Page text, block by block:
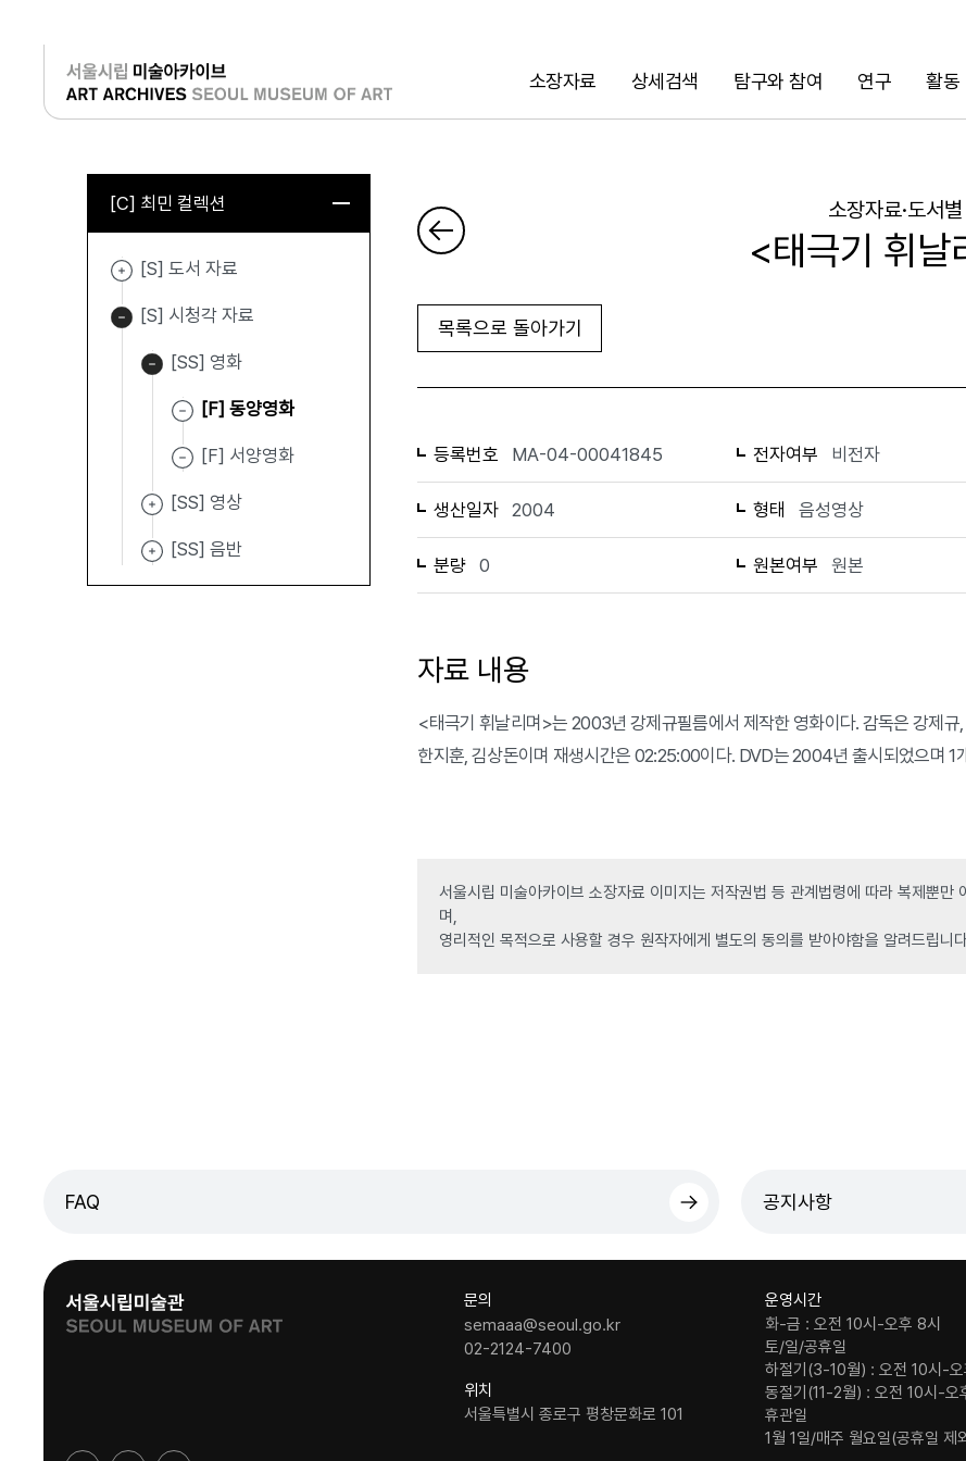
소장자료 상세검색 탐구와 참여 연구 활동
검색
로그인
[C] 최민 컬렉션
[S] 도서 자료
[S] 시청각 자료
[SS] 영화
[F] 동양영화
[F] 서양영화
[SS] 영상
[SS] 음반
소장자료·도서별
<태극기 휘날
목록으로 돌아가기
등록번호 MA-04-00041845 전자여부 비전자
생산일자 2004 형태 음성영상
분량 0 원본여부 원본
자료 내용
<태극기 휘날리며>는 2003년 강제규필름에서 제작한 영화이다. 감독은 강제규
한지훈, 김상돈이며 재생시간은 02:25:00이다. DVD는 2004년 출시되었으며 1
서울시립 미술아카이브 소장자료 이미지는 저작권법 등 관계법령에 따라 복제뿐
며,
영리적인 목적으로 사용할 경우 원작자에게 별도의 동의를 받아야함을 알려드립니
FAQ 공지사항
문의
semaaa@seoul.go.kr
02-2124-7400
위치
서울특별시 종로구 평창문화로 101
운영시간
화-금 : 오전 10시-오후 8시
토/일/공휴일
하절기(3-10월) : 오전 10시-오
동절기(11-2월) : 오전 10시-오
휴관일
1월 1일/매주 월요일(공휴일 제